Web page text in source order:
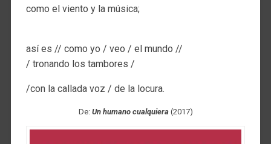
como el viento y la música;
así es // como yo / veo / el mundo //
/ tronando los tambores /
/con la callada voz / de la locura.
De: Un humano cualquiera(2017)